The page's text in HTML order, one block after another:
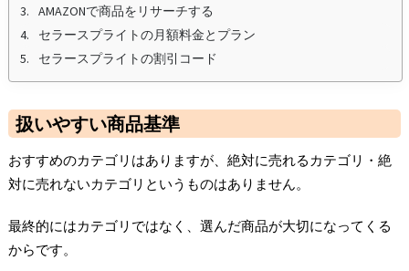
AMAZONで商品をリサーチする
セラースプライトの月額料金とプラン
セラースプライトの割引コード
扱いやすい商品基準
おすすめのカテゴリはありますが、絶対に売れるカテゴリ・絶
対に売れないカテゴリというものはありません。
最終的にはカテゴリではなく、選んだ商品が大切になってくる
からです。